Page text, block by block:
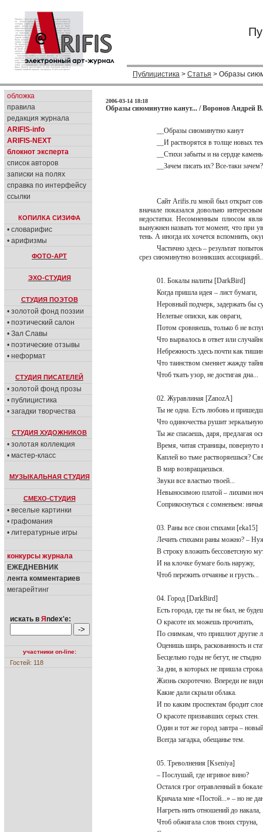
Публицистика > Статья > Образы
обложка
правила
редакция журнала
ARIFIS-info
ARIFIS-NEXT
блокнот эксперта
список авторов
записки на полях
справка по интерфейсу
ссылки
КОПИЛКА СИЗИФА
• словарифис
• арифизмы
ФОТО-АРТ
ЭХО-СТУДИЯ
СТУДИЯ ПОЭТОВ
• золотой фонд поэзии
• поэтический салон
• Зал Славы
• поэтические отзывы
• неформат
СТУДИЯ ПИСАТЕЛЕЙ
• золотой фонд прозы
• публицистика
• загадки творчества
СТУДИЯ ХУДОЖНИКОВ
• золотая коллекция
• мастер-класс
МУЗЫКАЛЬНАЯ СТУДИЯ
СМЕХО-СТУДИЯ
• веселые картинки
• графомания
• литературные игры
конкурсы журнала
ЕЖЕДНЕВНИК
лента комментариев
мегарейтинг
искать в Я ndex'е:
участники on-line:
Гостей: 118
2006-03-14 18:18
Образы сиюминутно канут... / Воронов Андрей
__Образы сиюминутно канут
__И растворятся в толще новых
__Стихи забыты и на сердце
__Зачем писать их? Все-таки
Сайт Arifis.ru мной был открыт
вначале показался довольно
недостатки. Несомненным плюсом
вынужнен назвать тот момент, что при
тень. А иногда их хочется вспомнить,
Частично здесь – результат
срез сиюминутно возникших
01. Бокалы налиты [DarkBird]
Когда пришла идея – лист бумаги,
Неровный подчерк, задержать бы
Нелепые описки, как овраги,
Потом сровняешь, только б не
Что вырвалось в ответ или
Небрежность здесь почти как
Что таинством сменяет жажду
Чтоб ткать узор, не достигая дна...
02. Журавлиная [ZanozA]
Ты не одна. Есть любовь и
Что одиночества рушит
Ты же спасаешь, даря, предлагая
Время, читая страницы, повернуто
Каплей во тьме растворяешься?
В мир возвращаешься.
Звуки все властью твоей...
Невыносимою платой – лихими
Соприкоснуться с сомненьем:
03. Раны все свои стихами [eka15]
Лечить стихами раны можно? –
В строку вложить бессоветсную
И на клочке бумаге боль наружу,
Чтоб пережить отчаянье и грусть...
04. Город [DarkBird]
Есть города, где ты не был, не
О красоте их можешь прочитать,
По снимкам, что пришлют другие
Оценишь ширь, раскованность и
Бесцельно годы не бегут, не
За дни, в которых не пришла
Жизнь скоротечно. Впереди не
Какие дали скрыли облака.
И по каким проспектам бродит
О красоте призвавших серых стен.
Один и тот же город завтра –
Всегда загадка, обещанье тем.
05. Треволнения [Kseniya]
– Послушай, где игривое вино?
Остался грог отравленный в
Кричала мне «Постой...» – но не
Нагреть нить отношений до
Чтоб обжигала слов твоих струна,